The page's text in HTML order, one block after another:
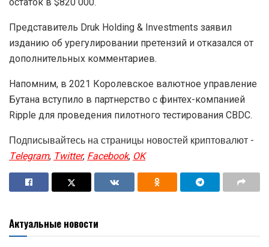
Представитель Druk Holding & Investments заявил
изданию об урегулировании претензий и отказался от
дополнительных комментариев.
Напомним, в 2021 Королевское валютное управление
Бутана вступило в партнерство с финтех-компанией
Ripple для проведения пилотного тестирования CBDC.
Подписывайтесь на страницы новостей криптовалют -
Telegram,Twitter,Facebook,OK
Актуальные новости